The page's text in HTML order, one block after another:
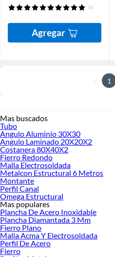
(6)
Agregar
1
Mas buscados
Tubo
Angulo Aluminio 30X30
Angulo Laminado 20X20X2
Costanera 80X40X2
Fierro Redondo
Malla Electrosoldada
Metalcon Estructural 6 Metros
Montante
Perfil Canal
Omega Estructural
Mas populares
Plancha De Acero Inoxidable
Plancha Diamantada 3 Mm
Fierro Plano
Malla Acma Y Electrosoldada
Perfil De Acero
Fierro